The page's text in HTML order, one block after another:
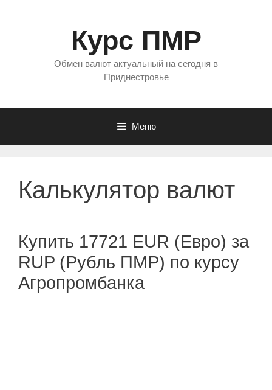
Курс ПМР
Обмен валют актуальный на сегодня в
Приднестровье
Меню
Калькулятор валют
Купить 17721 EUR (Евро) за
RUP (Рубль ПМР) по курсу
Агропромбанка